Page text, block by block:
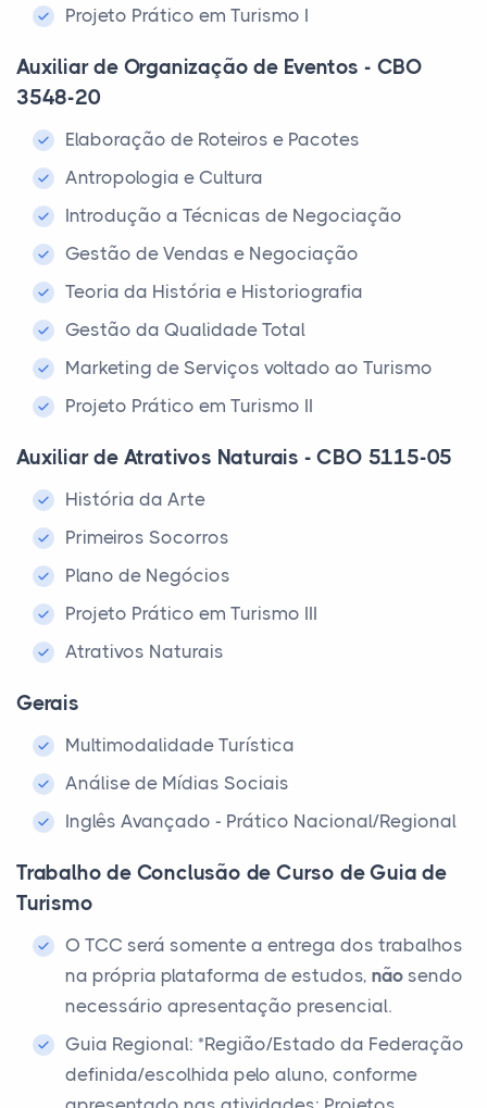
Projeto Prático em Turismo I
Auxiliar de Organização de Eventos - CBO
3548-20
Elaboração de Roteiros e Pacotes
Antropologia e Cultura
Introdução a Técnicas de Negociação
Gestão de Vendas e Negociação
Teoria da História e Historiografia
Gestão da Qualidade Total
Marketing de Serviços voltado ao Turismo
Projeto Prático em Turismo II
Auxiliar de Atrativos Naturais - CBO 5115-05
História da Arte
Primeiros Socorros
Plano de Negócios
Projeto Prático em Turismo III
Atrativos Naturais
Gerais
Multimodalidade Turística
Análise de Mídias Sociais
Inglês Avançado - Prático Nacional/Regional
Trabalho de Conclusão de Curso de Guia de
Turismo
O TCC será somente a entrega dos trabalhos
na própria plataforma de estudos, não sendo
necessário apresentação presencial.
Guia Regional: *Região/Estado da Federação
definida/escolhida pelo aluno, conforme